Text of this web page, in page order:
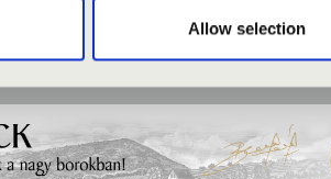
Allow selection